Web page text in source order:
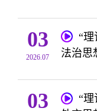
03
2026.07
“理
法治思
03
“理